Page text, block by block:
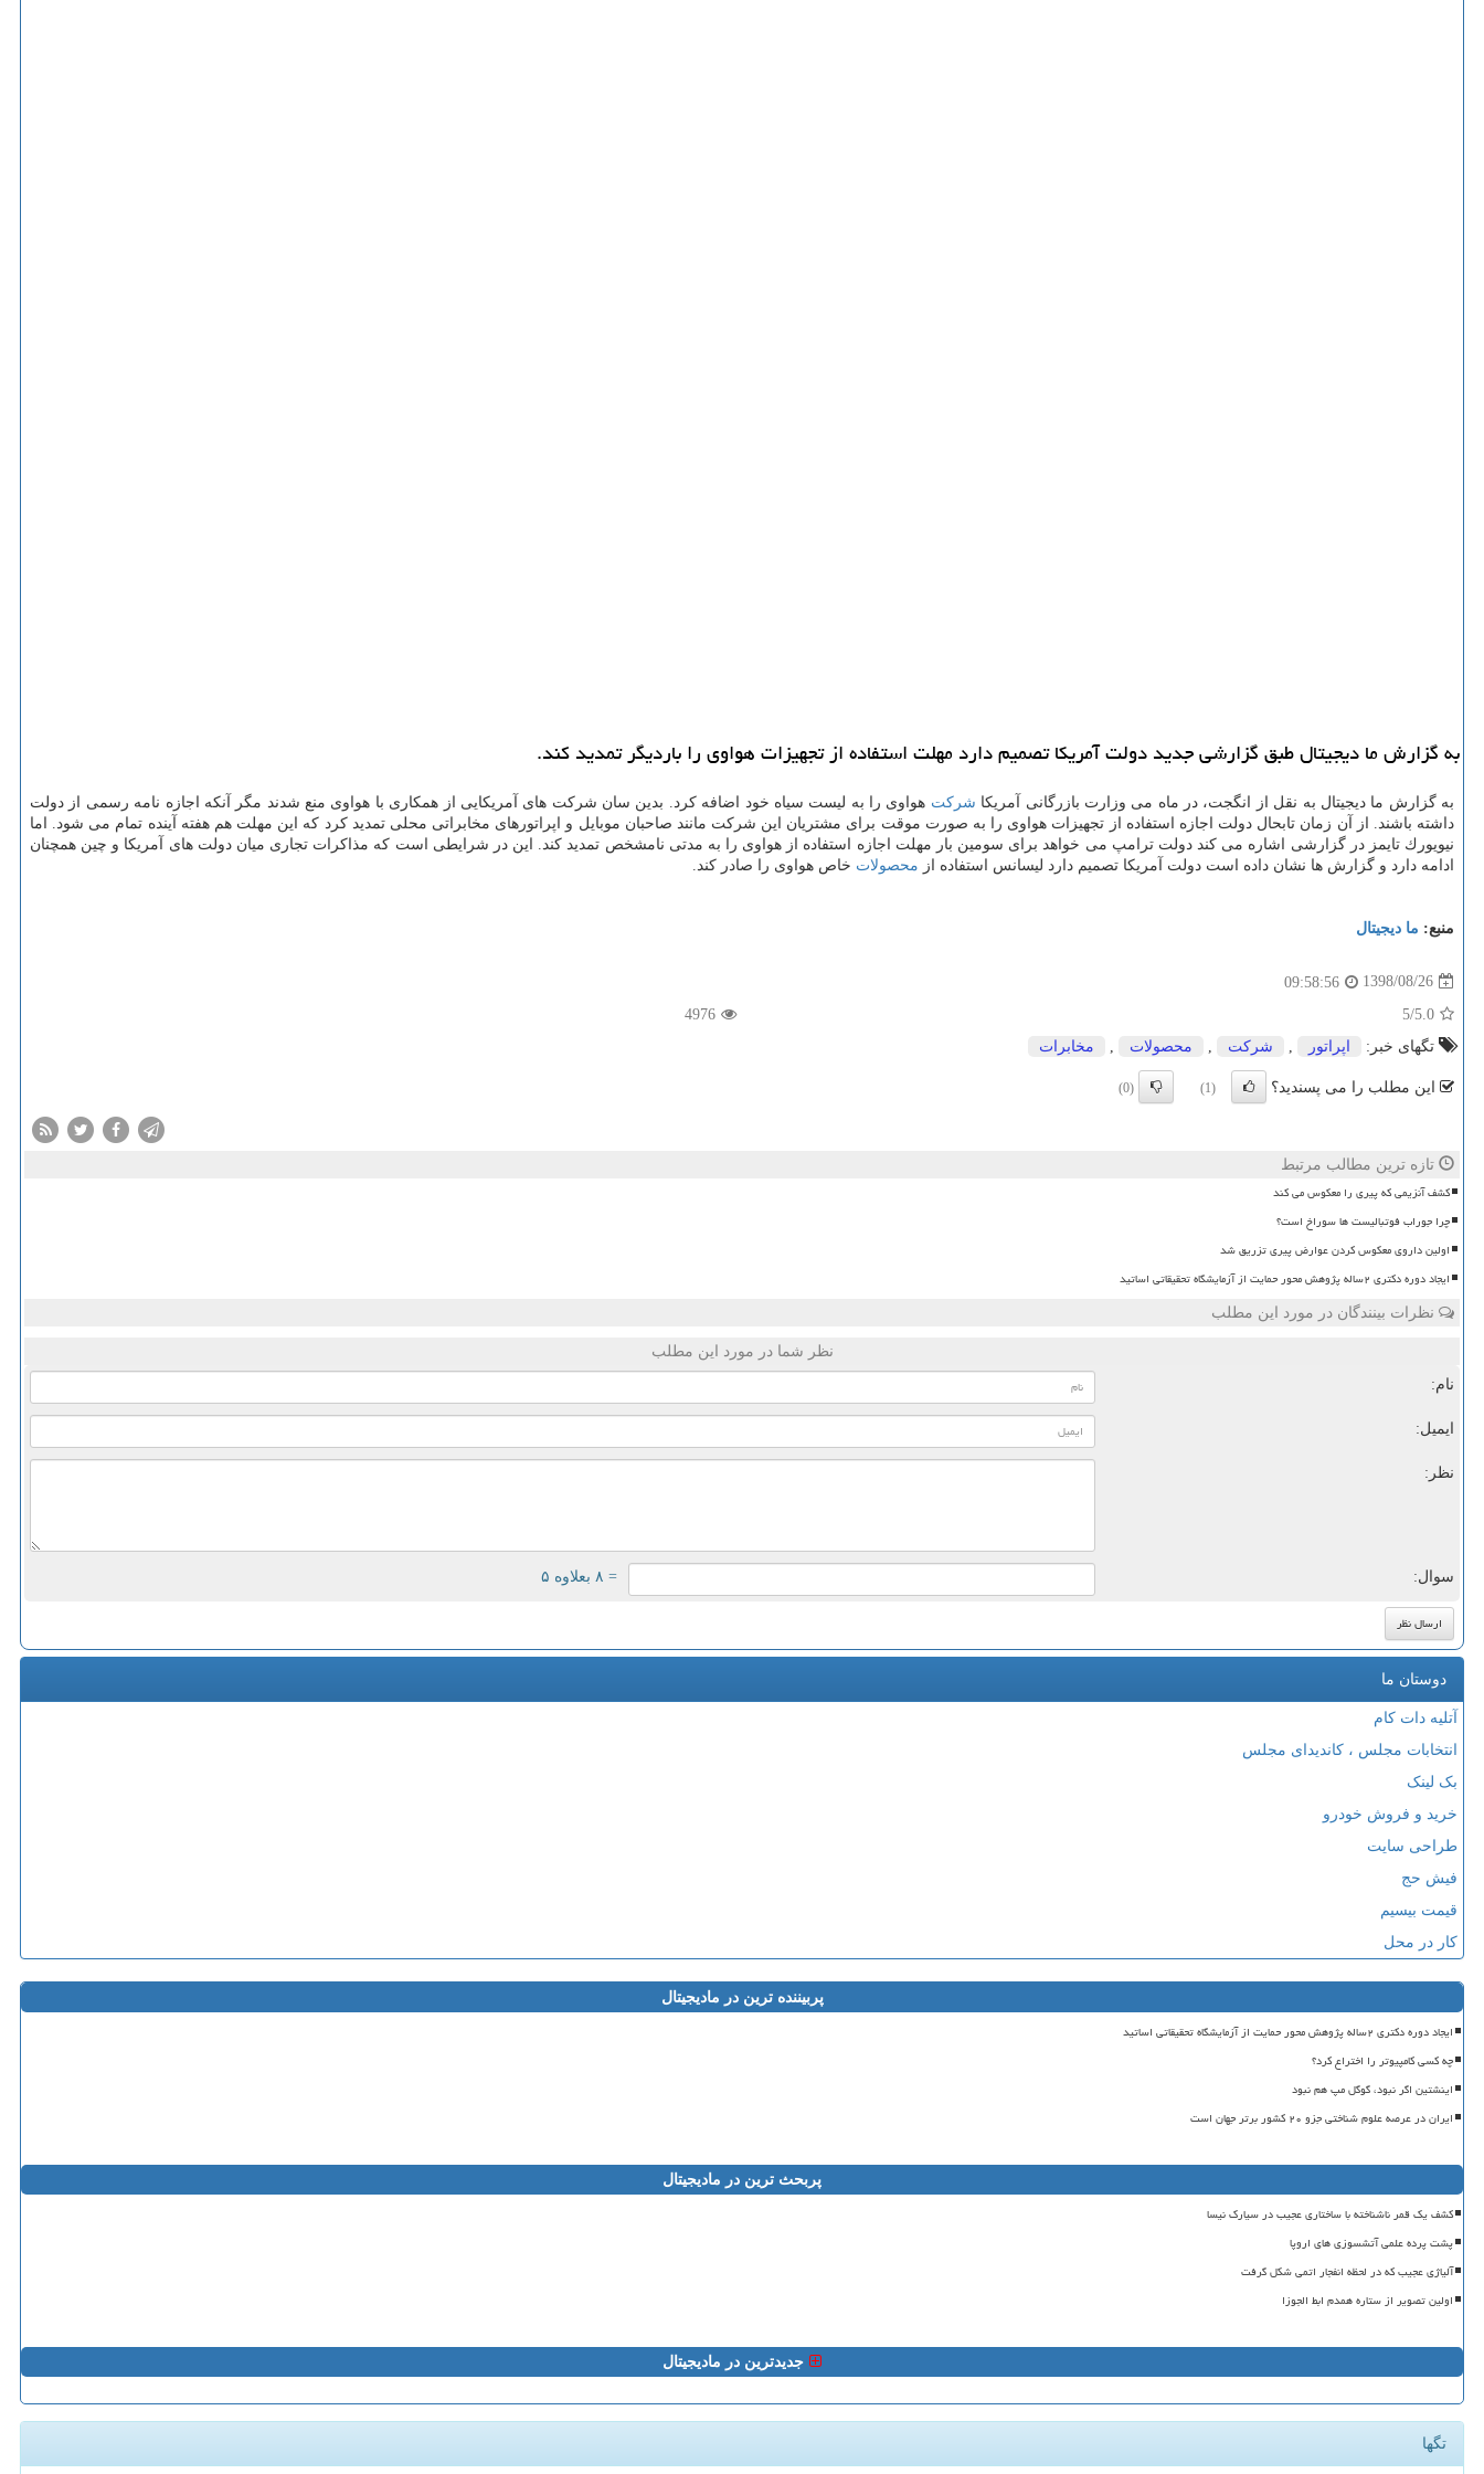
به گزارش ما دیجیتال طبق گزارشی جدید دولت آمریكا تصمیم دارد مهلت استفاده از تجهیزات هواوی را باردیگر تمدید كند.
به گزارش ما دیجیتال به نقل از انگجت، در ماه می وزارت بازرگانی آمریكا شركت هواوی را به لیست سیاه خود اضافه كرد. بدین سان شركت های آمریكایی از همكاری با هواوی منع شدند مگر آنكه اجازه نامه رسمی از دولت
داشته باشند. از آن زمان تابحال دولت اجازه استفاده از تجهیزات هواوی را به صورت موقت برای مشتریان این شركت مانند صاحبان موبایل و اپراتورهای مخابراتی محلی تمدید كرد كه این مهلت هم هفته آینده تمام می شود. اما
نیویورك تایمز در گزارشی اشاره می كند دولت ترامپ می خواهد برای سومین بار مهلت اجازه استفاده از هواوی را به مدتی نامشخص تمدید كند. این در شرایطی است كه مذاكرات تجاری میان دولت های آمریكا و چین همچنان
ادامه دارد و گزارش ها نشان داده است دولت آمریكا تصمیم دارد لیسانس استفاده از محصولات خاص هواوی را صادر كند.
منبع: ما دیجیتال
1398/08/26
09:58:56
5.0
/5
4976
تگهای خبر:
اپراتور , شركت , محصولات , مخابرات
این مطلب را می پسندید؟ (1)
(0)
تازه ترین مطالب مرتبط
کشف آنزیمی که پیری را معکوس می کند
چرا جوراب فوتبالیست ها سوراخ است؟
اولین داروی معکوس کردن عوارض پیری تزریق شد
ایجاد دوره دکتری ۲ساله پژوهش محور حمایت از آزمایشگاه تحقیقاتی اساتید
نظرات بینندگان در مورد این مطلب
نظر شما در مورد این مطلب
نام:
ایمیل:
نظر:
سوال: = ۸ بعلاوه ۵
دوستان ما
آتلیه دات کام
انتخابات مجلس ، کاندیدای مجلس
بک لینک
خرید و فروش خودرو
طراحی سایت
فیش حج
قیمت بیسیم
کار در محل
پربیننده ترین در مادیجیتال
ایجاد دوره دکتری ۲ساله پژوهش محور حمایت از آزمایشگاه تحقیقاتی اساتید
چه کسی کامپیوتر را اختراع کرد؟
اینشتین اگر نبود، گوگل مپ هم نبود
ایران در عرصه علوم شناختی جزو ۲۰ کشور برتر جهان است
پربحث ترین در مادیجیتال
کشف یک قمر ناشناخته با ساختاری عجیب در سیارک نیسا
پشت پرده علمی آتشسوزی های اروپا
آلیاژی عجیب که در لحظه انفجار اتمی شکل گرفت
اولین تصویر از ستاره همدم ابط الجوزا
جدیدترین در مادیجیتال
تگها